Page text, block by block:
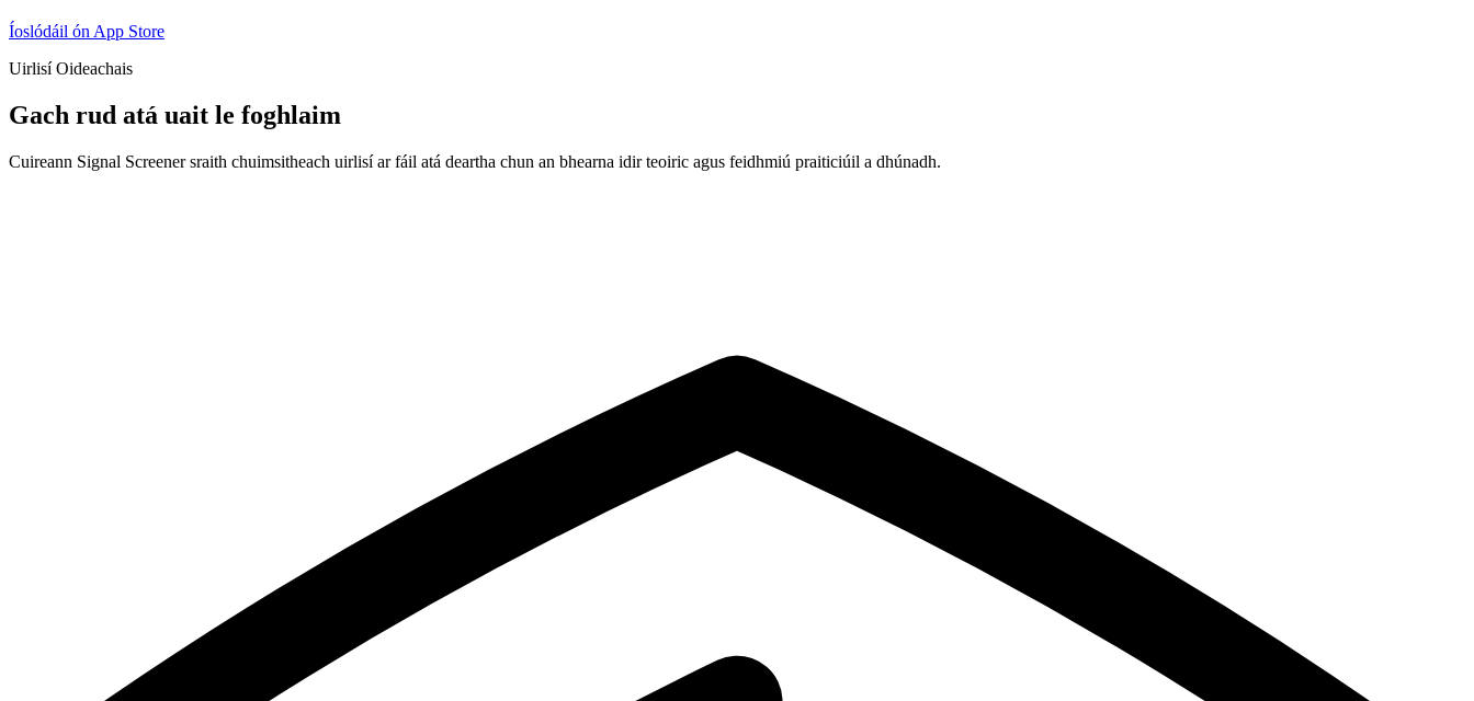
Íoslódáil ón App Store
Uirlisí Oideachais
Gach rud atá uait le foghlaim
Cuireann Signal Screener sraith chuimsitheach uirlisí ar fáil atá deartha chun an bhearna idir teoiric agus feidhmiú praiticiúil a dhúnadh.